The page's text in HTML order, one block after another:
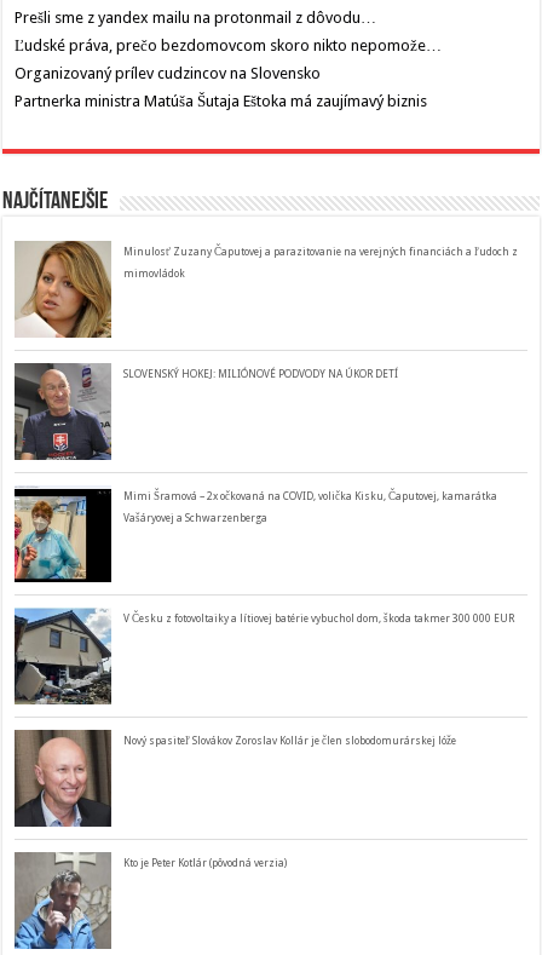
Prešli sme z yandex mailu na protonmail z dôvodu…
Ľudské práva, prečo bezdomovcom skoro nikto nepomože…
Organizovaný prílev cudzincov na Slovensko
Partnerka ministra Matúša Šutaja Eštoka má zaujímavý biznis
Najčítanejšie
Minulosť Zuzany Čaputovej a parazitovanie na verejných financiách a ľudoch z
mimovládok
SLOVENSKÝ HOKEJ: MILIÓNOVÉ PODVODY NA ÚKOR DETÍ
Mimi Šramová – 2x očkovaná na COVID, volička Kisku, Čaputovej, kamarátka
Vašáryovej a Schwarzenberga
V Česku z fotovoltaiky a lítiovej batérie vybuchol dom, škoda takmer 300 000 EUR
Nový spasiteľ Slovákov Zoroslav Kollár je člen slobodomurárskej lóže
Kto je Peter Kotlár (pôvodná verzia)